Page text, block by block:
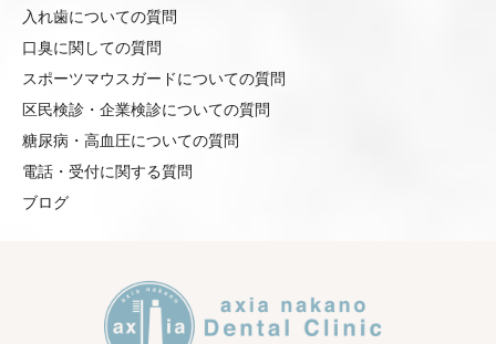
入れ歯についての質問
口臭に関しての質問
スポーツマウスガードについての質問
区民検診・企業検診についての質問
糖尿病・高血圧についての質問
電話・受付に関する質問
ブログ